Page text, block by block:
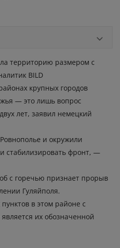
территорию размером с
BILD
крупных городов
— это лишь вопрос
лет, заявил немецкий
и окружили
стабилизировать фронт, —
с горечью признает прорыв
Гуляйполя.
в этом районе с
их обозначенной